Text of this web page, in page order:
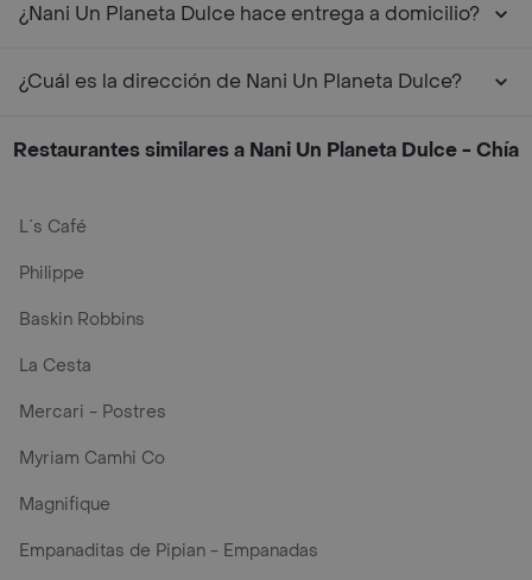
¿Nani Un Planeta Dulce hace entrega a domicilio?
¿Cuál es la dirección de Nani Un Planeta Dulce?
Restaurantes similares a Nani Un Planeta Dulce - Chía
L´s Café
Philippe
Baskin Robbins
La Cesta
Mercari - Postres
Myriam Camhi Co
Magnifique
Empanaditas de Pipian - Empanadas